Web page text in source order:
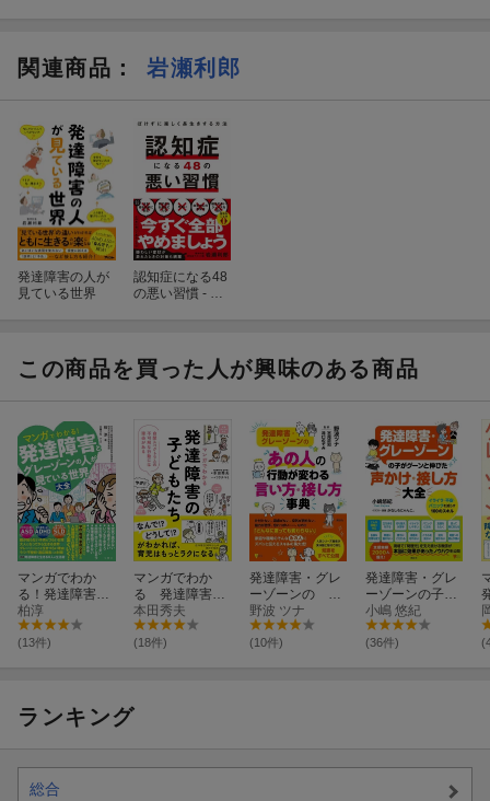
関連商品 ： 岩瀬利郎
発達障害の人が
見ている世界
認知症になる48
の悪い習慣 - ぼ
この商品を買った人が興味のある商品
マンガでわか
る！発達障害と
グレーゾーンの
人が見ている世
界大全
柏淳
(13件)
マンガでわか
る 発達障害の
子どもたち
本田秀夫
(18件)
発達障害・グレ
ーゾーンの あ
の人の行動が変
わる言い方・接
し方事典
野波 ツナ
(10件)
発達障害・グレ
ーゾーンの子が
グーンと伸び
た 声かけ・接
し方大全 イラ
小嶋 悠紀
(36件)
ランキング
総合